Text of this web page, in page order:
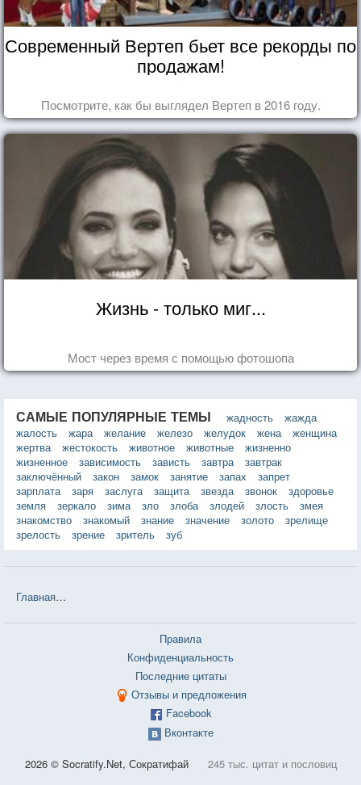
Современный Вертеп бьет все рекорды по
продажам!
Посмотрите, как бы выглядел Вертеп в 2016 году.
Жизнь - только миг...
Мост через время с помощью фотошопа
САМЫЕ ПОПУЛЯРНЫЕ ТЕМЫ жадность
жажда
жалость
жара желание железо желудок жена
женщина
жертва
жестокость животное животные
жизненно
жизненное
зависимость зависть завтра
завтрак
заключённый
закон замок занятие запах
запрет
зарплата
заря заслуга защита звезда звонок
здоровье
земля
зеркало зима зло злоба злодей злость
змея
знакомство
знакомый знание значение золото
зрелище
зрелость
зрение зритель зуб
Главная
Правила
Конфиденциальность
Последние цитаты
Отзывы и предложения
Facebook
Вконтакте
2026 © Socratify.Net, Сократифай 245 тыс. цитат и пословиц